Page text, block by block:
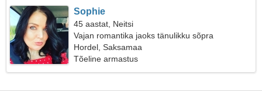
Sophie
45 aastat, Neitsi
Vajan romantika jaoks tänulikku sõpra
Hordel, Saksamaa
Tõeline armastus